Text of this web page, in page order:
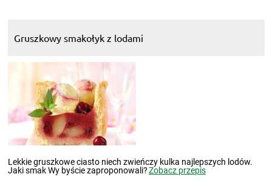
Gruszkowy smakołyk z lodami
Lekkie gruszkowe ciasto niech zwieńczy kulka najlepszych lodów.
Jaki smak Wy byście zaproponowali?Zobacz przepis